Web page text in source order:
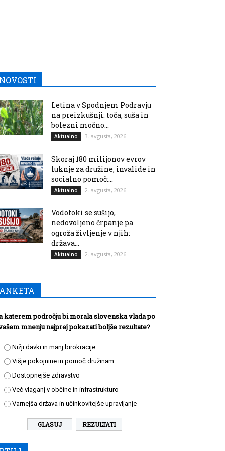
Letina v Spodnjem Podravju
na preizkušnji: toča, suša in
bolezni močno...
Aktualno 3. avgusta, 2026
Skoraj 180 milijonov evrov
luknje za družine, invalide in
socialno pomoč:...
Aktualno 2. avgusta, 2026
Vodotoki se sušijo,
nedovoljeno črpanje pa
ogroža življenje v njih:
država...
Aktualno 2. avgusta, 2026
katerem področju bi morala slovenska vlada po
mnenju najprej pokazati boljše rezultate?
Nižji davki in manj birokracije
Višje pokojnine in pomoč družinam
Dostopnejše zdravstvo
Več vlaganj v občine in infrastrukturo
Varnejša država in učinkovitejše upravljanje
REZULTATI